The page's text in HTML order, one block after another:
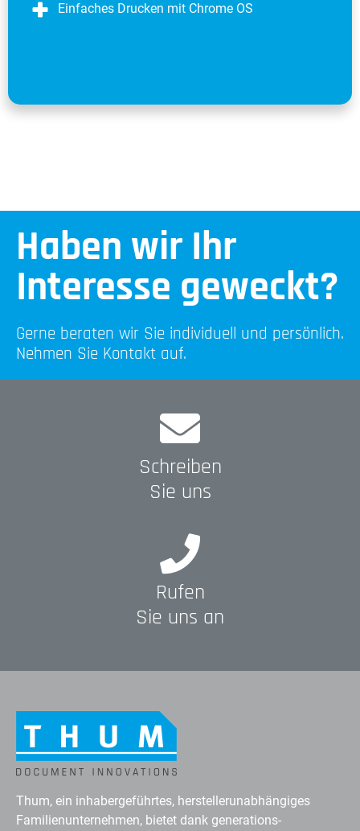
Einfaches Drucken mit Chrome OS
Haben wir Ihr
Interesse geweckt?
Gerne beraten wir Sie individuell und persönlich.
Nehmen Sie Kontakt auf.
Schreiben
Sie uns
Rufen
Sie uns an
Thum, ein inhabergeführtes, herstellerunabhängiges
Familienunternehmen, bietet dank generations-